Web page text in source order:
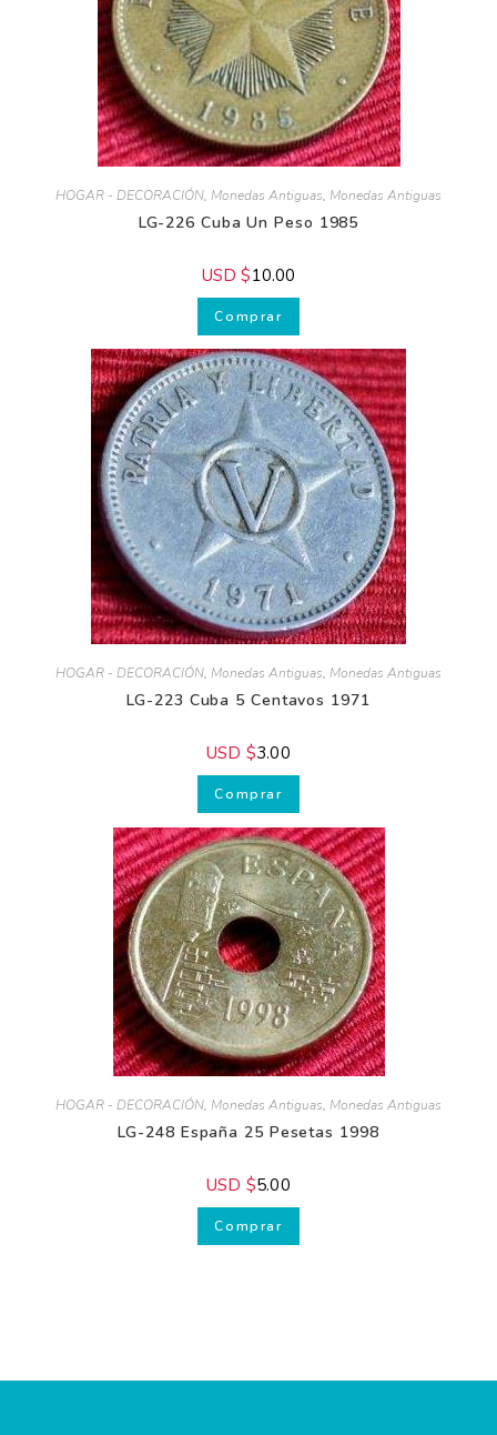
HOGAR - DECORACIÓN ,Monedas Antiguas ,Monedas Antiguas
USD $10.00
HOGAR - DECORACIÓN,Monedas Antiguas,Monedas Antiguas
USD $3.00
HOGAR - DECORACIÓN,Monedas Antiguas,Monedas Antiguas
USD $5.00